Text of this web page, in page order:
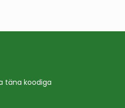
täna koodiga